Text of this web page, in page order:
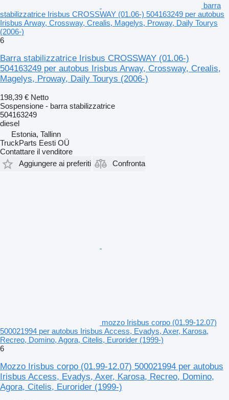
barra
stabilizzatrice Irisbus CROSSWAY (01.06-) 504163249 per autobus
Irisbus Arway, Crossway, Crealis, Magelys, Proway, Daily Tourys
(2006-)
6
Barra stabilizzatrice Irisbus CROSSWAY (01.06-)
504163249 per autobus Irisbus Arway, Crossway, Crealis,
Magelys, Proway, Daily Tourys (2006-)
198,39 € Netto
Sospensione - barra stabilizzatrice
504163249
diesel
Estonia, Tallinn
TruckParts Eesti OÜ
Contattare il venditore
Aggiungere ai preferiti
Confronta
mozzo Irisbus corpo (01.99-12.07)
500021994 per autobus Irisbus Access, Evadys, Axer, Karosa,
Recreo, Domino, Agora, Citelis, Eurorider (1999-)
6
Mozzo Irisbus corpo (01.99-12.07) 500021994 per autobus
Irisbus Access, Evadys, Axer, Karosa, Recreo, Domino,
Agora, Citelis, Eurorider (1999-)